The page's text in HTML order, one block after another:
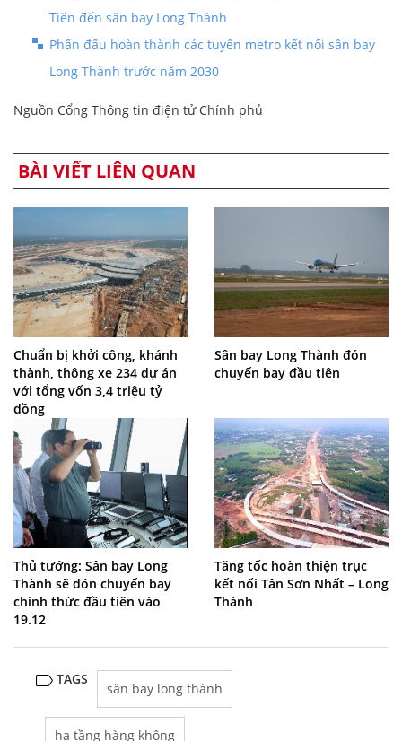
Tiên đến sân bay Long Thành
Phấn đấu hoàn thành các tuyến metro kết nối sân bay
Long Thành trước năm 2030
Nguồn Cổng Thông tin điện tử Chính phủ
BÀI VIẾT LIÊN QUAN
Chuẩn bị khởi công, khánh
thành, thông xe 234 dự án
với tổng vốn 3,4 triệu tỷ
đồng
Sân bay Long Thành đón
chuyến bay đầu tiên
Thủ tướng: Sân bay Long
Thành sẽ đón chuyến bay
chính thức đầu tiên vào
19.12
Tăng tốc hoàn thiện trục
kết nối Tân Sơn Nhất – Long
Thành
TAGS
sân bay long thành
hạ tầng hàng không